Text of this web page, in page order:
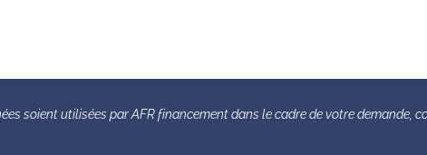
soient utilisées par AFR financement dans le cadre de votre demande,